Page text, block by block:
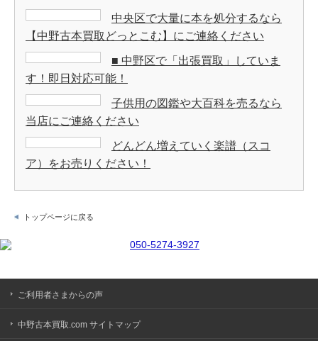
中央区で大量に本を処分するなら
【中野古本買取どっとこむ】にご連絡ください
■ 中野区で「出張買取」していま
す！即日対応可能！
子供用の図鑑や大百科を売るなら
当店にご連絡ください
どんどん増えていく楽譜（スコ
ア）をお売りください！
トップページに戻る
ご利用者さまからの声
中野古本買取.com サイトマップ